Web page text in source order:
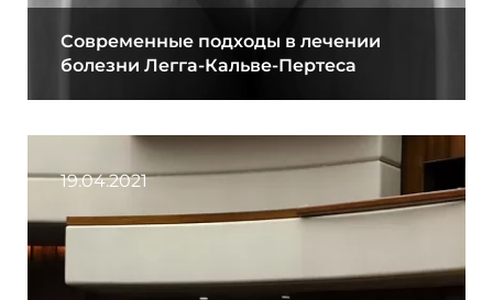
Современные подходы в лечении
болезни Легга-Кальве-Пертеса
19.04.2021